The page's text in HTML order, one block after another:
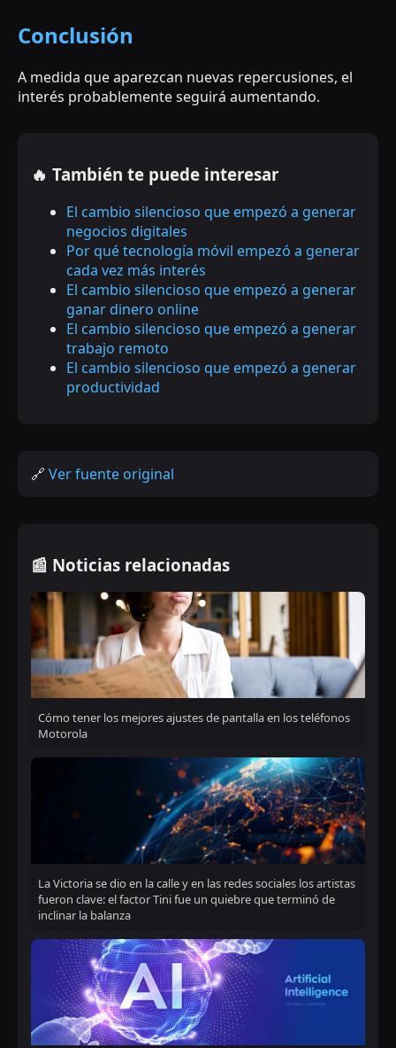
Conclusión
A medida que aparezcan nuevas repercusiones, el
interés probablemente seguirá aumentando.
🔥 También te puede interesar
El cambio silencioso que empezó a generar
negocios digitales
Por qué tecnología móvil empezó a generar
cada vez más interés
El cambio silencioso que empezó a generar
ganar dinero online
El cambio silencioso que empezó a generar
trabajo remoto
El cambio silencioso que empezó a generar
productividad
🔗 Ver fuente original
📰 Noticias relacionadas
Cómo tener los mejores ajustes de pantalla en los teléfonos
Motorola
La Victoria se dio en la calle y en las redes sociales los artistas
fueron clave: el factor Tini fue un quiebre que terminó de
inclinar la balanza